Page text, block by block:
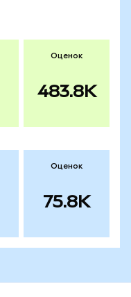
Оценок
483.8K
Оценок
75.8K